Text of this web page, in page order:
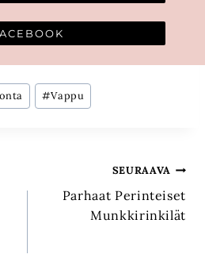
#Vappu
SEURAAVA
Parhaat Perinteiset
Munkkirinkilät